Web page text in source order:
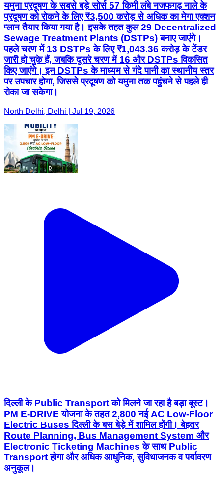
यमुना प्रदूषण के सबसे बड़े सोर्स 57 किमी लंबे नजफगढ़ नाले के
प्रदूषण को रोकने के लिए ₹3,500 करोड़ से अधिक का मेगा एक्शन
प्लान तैयार किया गया है। इसके तहत कुल 29 Decentralized
Sewage Treatment Plants (DSTPs) बनाए जाएंगे।
पहले चरण में 13 DSTPs के लिए ₹1,043.36 करोड़ के टेंडर
जारी हो चुके हैं, जबकि दूसरे चरण में 16 और DSTPs विकसित
किए जाएंगे। इन DSTPs के माध्यम से गंदे पानी का स्थानीय स्तर
पर उपचार होगा, जिससे प्रदूषण को यमुना तक पहुंचने से पहले ही
रोका जा सकेगा।
North Delhi, Delhi | Jul 19, 2026
दिल्ली के Public Transport को मिलने जा रहा है बड़ा बूस्ट।
PM E-DRIVE योजना के तहत 2,800 नई AC Low-Floor
Electric Buses दिल्ली के बस बेड़े में शामिल होंगी। बेहतर
Route Planning, Bus Management System और
Electronic Ticketing Machines के साथ Public
Transport होगा और अधिक आधुनिक, सुविधाजनक व पर्यावरण
अनुकूल।